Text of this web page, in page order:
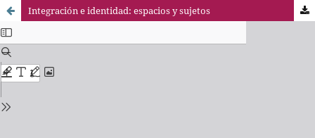
Integración e identidad: espacios y sujetos